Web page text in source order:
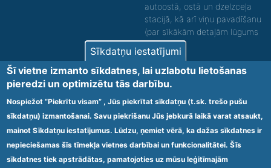
autoostā, ostā un dzelzceļa
stacijā, kā arī viņu pavadīšanu
(par sīkākām detaļām lūgums
zvanīt).
Nodrošinām vides piekļūstamību personām ar
funkcionāliem traucējumiem! SIA „Sanare-KRC
Jaunķemeri”, Kolkas ielā 20, Jūrmalā ir nodrošināta vides
piekļūstamība personām ar funkcionāliem traucējumiem,
tādejādi nodrošinot atbilstību Ministru kabineta
2009.gada 20.janvāra noteikumos Nr.60 „Noteikumi par
obligātajām prasībām ārstniecības iestādēm un to
struktūrvienībām” minētajām prasībām.
Sīkdatņu iestatījumi
Šī vietne izmanto sīkdatnes, lai uzlabotu lietošanas
pieredzi un optimizētu tās darbību.
Nospiežot “Piekrītu visam” , Jūs piekrītat sīkdatņu (t.sk. trešo pušu
sīkdatņu) izmantošanai. Savu piekrišanu Jūs jebkurā laikā varat atsaukt,
mainot Sīkdatņu iestatījumus. Lūdzu, ņemiet vērā, ka dažas sīkdatnes ir
nepieciešamas šīs tīmekļa vietnes darbībai un funkcionalitātei. Šīs
sīkdatnes tiek apstrādātas, pamatojoties uz mūsu leģitīmajām